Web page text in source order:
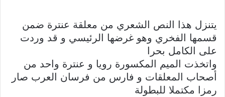
يتنزل هذا النص الشعري من معلقة عنترة ضمن
قسمها الفخري وهو غرضها الرئيسي و قد وردت
على الكامل بحرا
واتخذت الميم المكسورة رويا و عنترة واحد من
أصحاب المعلقات و فارس من فرسان العرب صار
رمزا مكتملا للبطولة